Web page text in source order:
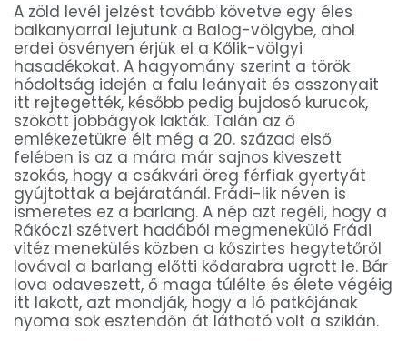
A zöld levél jelzést tovább követve egy éles
balkanyarral lejutunk a Balog-völgybe, ahol
erdei ösvényen érjük el a Kőlik-völgyi
hasadékokat. A hagyomány szerint a török
hódoltság idején a falu leányait és asszonyait
itt rejtegették, később pedig bujdosó kurucok,
szökött jobbágyok lakták. Talán az ő
emlékezetükre élt még a 20. század első
felében is az a mára már sajnos kiveszett
szokás, hogy a csákvári öreg férfiak gyertyát
gyújtottak a bejáratánál. Frádi-lik néven is
ismeretes ez a barlang. A nép azt regéli, hogy a
Rákóczi szétvert hadából megmenekülő Frádi
vitéz menekülés közben a kőszirtes hegytetőről
lovával a barlang előtti kődarabra ugrott le. Bár
lova odaveszett, ő maga túlélte és élete végéig
itt lakott, azt mondják, hogy a ló patkójának
nyoma sok esztendőn át látható volt a sziklán.